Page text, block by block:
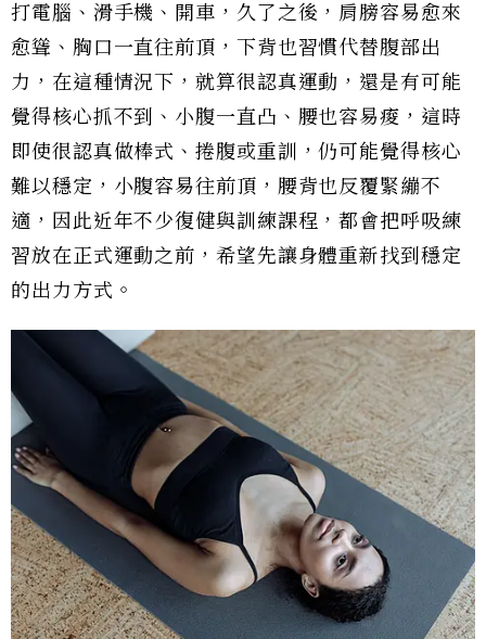
打電腦、滑手機、開車，久了之後，肩膀容易愈來
愈聳、胸口一直往前頂，下背也習慣代替腹部出
力，在這種情況下，就算很認真運動，還是有可能
覺得核心抓不到、小腹一直凸、腰也容易痠，這時
即使很認真做棒式、捲腹或重訓，仍可能覺得核心
難以穩定，小腹容易往前頂，腰背也反覆緊繃不
適，因此近年不少復健與訓練課程，都會把呼吸練
習放在正式運動之前，希望先讓身體重新找到穩定
的出力方式。